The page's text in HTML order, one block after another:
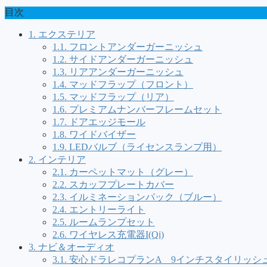
目次
1. エクステリア
1.1. フロントアンダーガーニッシュ
1.2. サイドアンダーガーニッシュ
1.3. リアアンダーガーニッシュ
1.4. マッドフラップ（フロント）
1.5. マッドフラップ（リア）
1.6. プレミアムナンバーフレームセット
1.7. ドアエッジモール
1.8. ワイドバイザー
1.9. LEDバルブ（ライセンスランプ用）
2. インテリア
2.1. カーペットマット（グレー）
2.2. スカッフプレートカバー
2.3. イルミネーションパック（ブルー）
2.4. エントリーライト
2.5. ルームランプセット
2.6. ワイヤレス充電器I(Qi)
3. ナビ＆オーディオ
3.1. 安心ドラレコプランA 9インチスタイリッ